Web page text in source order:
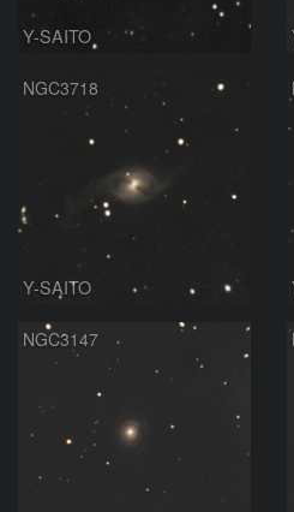
Y-SAITO
NGC3718
Y-SAITO
NGC3147